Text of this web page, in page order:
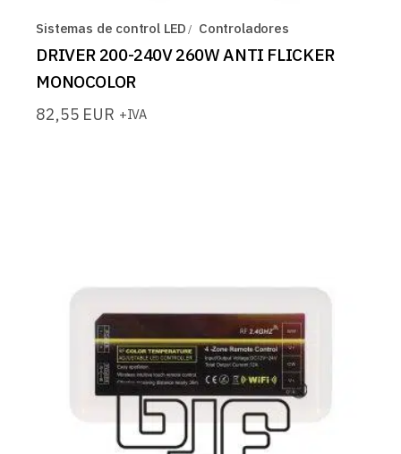
Sistemas de control LED Controladores
DRIVER 200-240V 260W ANTI FLICKER
MONOCOLOR
82,55 EUR +IVA